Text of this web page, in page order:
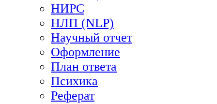
НИРС
НЛП (NLP)
Научный отчет
Оформление
План ответа
Психика
Реферат